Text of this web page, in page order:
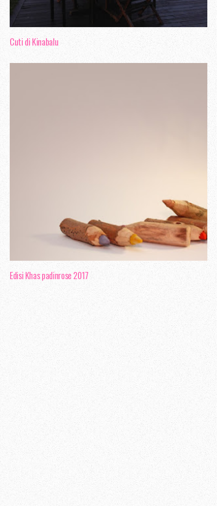
Cuti di Kinabalu
Edisi Khas padinrose 2017